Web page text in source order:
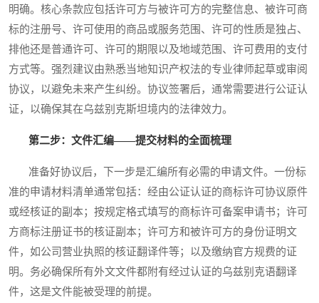
明确。核心条款应包括许可方与被许可方的完整信息、被许可商
标的注册号、许可使用的商品或服务范围、许可的性质是独占、
排他还是普通许可、许可的期限以及地域范围、许可费用的支付
方式等。强烈建议由熟悉当地知识产权法的专业律师起草或审阅
协议，以避免未来产生纠纷。协议签署后，通常需要进行公证认
证，以确保其在乌兹别克斯坦境内的法律效力。
第二步：文件汇编——提交材料的全面梳理
准备好协议后，下一步是汇编所有必需的申请文件。一份标
准的申请材料清单通常包括：经由公证认证的商标许可协议原件
或经核证的副本；按规定格式填写的商标许可备案申请书；许可
方商标注册证书的核证副本；许可方和被许可方的身份证明文
件，如公司营业执照的核证翻译件等；以及缴纳官方规费的证
明。务必确保所有外文文件都附有经过认证的乌兹别克语翻译
件，这是文件能被受理的前提。